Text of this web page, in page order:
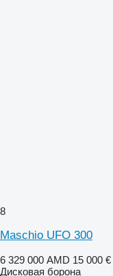
8
Maschio UFO 300
6 329 000 AMD 15 000 €
Дисковая борона